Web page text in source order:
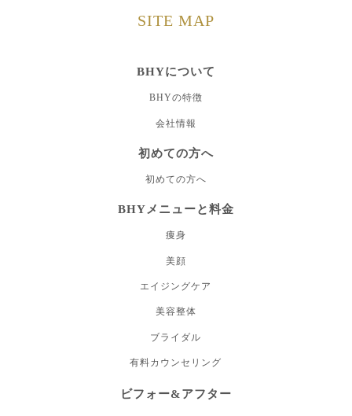
SITE MAP
BHYについて
BHYの特徴
会社情報
初めての方へ
初めての方へ
BHYメニューと料金
痩身
美顔
エイジングケア
美容整体
ブライダル
有料カウンセリング
ビフォー&アフター